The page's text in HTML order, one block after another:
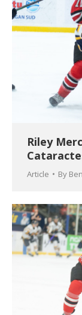
Riley
Article By